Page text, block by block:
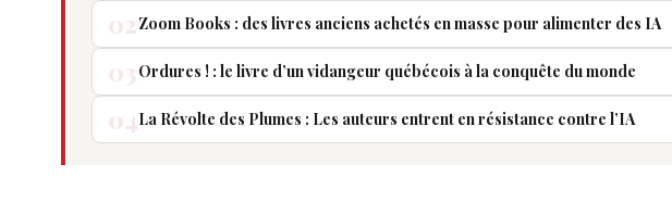
Zoom Books : des livres anciens achetés en masse pour alimenter des IA
Ordures ! : le livre d’un vidangeur québécois à la conquête du monde
La Révolte des Plumes : Les auteurs entrent en résistance contre l’IA